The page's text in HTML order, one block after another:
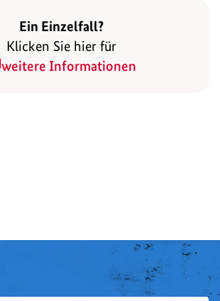
Ein Einzelfall?
Klicken Sie hier für
weitere Informationen